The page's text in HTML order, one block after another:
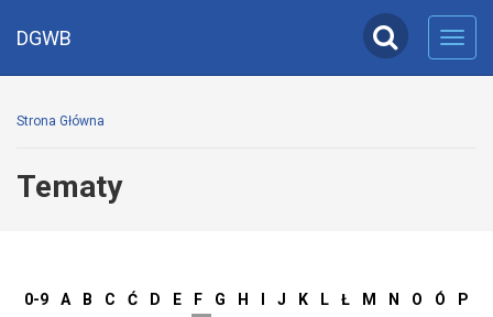
DGWB
Strona Główna
Tematy
0-9 A B C Ć D E F G H J K L Ł M N O Ó
P